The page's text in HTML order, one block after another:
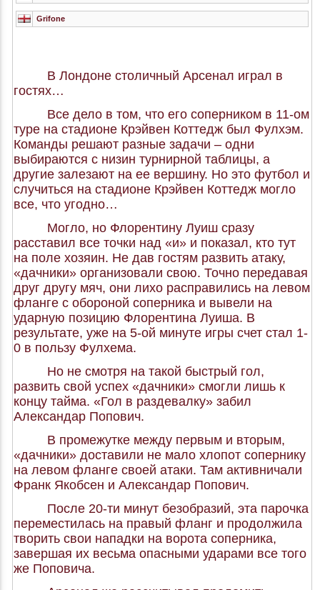
Grifone
В Лондоне столичный Арсенал играл в
гостях…
Все дело в том, что его соперником в 11-ом
туре на стадионе Крэйвен Коттедж был Фулхэм.
Команды решают разные задачи – одни
выбираются с низин турнирной таблицы, а
другие залезают на ее вершину. Но это футбол и
случиться на стадионе Крэйвен Коттедж могло
все, что угодно…
Могло, но Флорентину Луиш сразу
расставил все точки над «и» и показал, кто тут
на поле хозяин. Не дав гостям развить атаку,
«дачники» организовали свою. Точно передавая
друг другу мяч, они лихо расправились на левом
фланге с обороной соперника и вывели на
ударную позицию Флорентина Луиша. В
результате, уже на 5-ой минуте игры счет стал 1-
0 в пользу Фулхема.
Но не смотря на такой быстрый гол,
развить свой успех «дачники» смогли лишь к
концу тайма. «Гол в раздевалку» забил
Александар Попович.
В промежутке между первым и вторым,
«дачники» доставили не мало хлопот сопернику
на левом фланге своей атаки. Там активничали
Франк Якобсен и Александар Попович.
После 20-ти минут безобразий, эта парочка
переместилась на правый фланг и продолжила
творить свои нападки на ворота соперника,
завершая их весьма опасными ударами все того
же Поповича.